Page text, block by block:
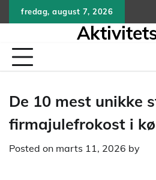
to
fredag, august 7, 2026
De 10 mest unikke
firmajulefrokost i
Posted on marts 11, 2026 by